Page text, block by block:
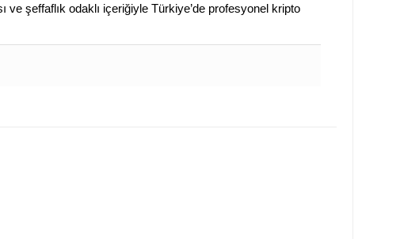
ve şeffaflık odaklı içeriğiyle Türkiye’de profesyonel kripto